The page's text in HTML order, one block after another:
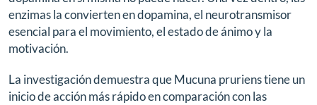
enzimas la convierten en dopamina, el neurotransmisor
esencial para el movimiento, el estado de ánimo y la
motivación.
La investigación demuestra que Mucuna pruriens tiene un
inicio de acción más rápido en comparación con las